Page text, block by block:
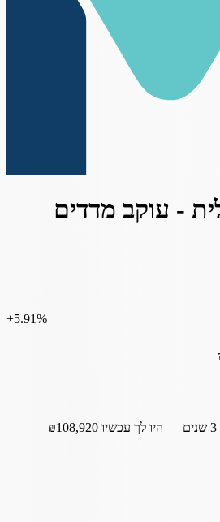
- עוקב מדדים
‎+5.91%
— היו לך עכשיו ₪108,920